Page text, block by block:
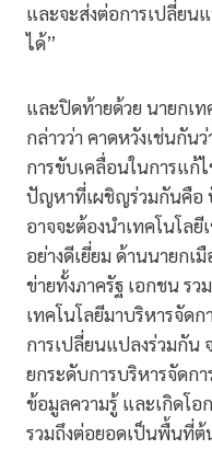
และจะส่งต่อการเปลี่ย
ได้”
และปิดท้ายด้วย นายกเ
กล่าวว่า คาดหวังเช่นกัน
การขับเคลื่อนในการแก้
ปัญหาที่เผชิญร่วมกันคือ
อาจจะต้องนำเทคโนโล
อย่างดีเยี่ยม ด้านนายกเ
ข่ายทั้งภาครัฐ เอกชน รว
เทคโนโลยีมาบริหารจัด
การเปลี่ยนแปลงร่วมกัน
ยกระดับการบริหารจัดก
ข้อมูลความรู้ และเกิดโ
รวมถึงต่อยอดเป็นพื้นที่